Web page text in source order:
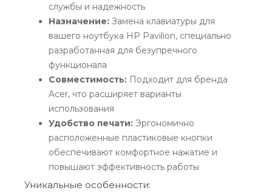
службы и надежность
Назначение: Замена клавиатуры для
вашего ноутбука HP Pavilion, специально
разработанная для безупречного
функционала
Совместимость: Подходит для бренда
Acer, что расширяет варианты
использования
Удобство печати: Эргономично
расположенные пластиковые кнопки
обеспечивают комфортное нажатие и
повышают эффективность работы
Уникальные особенности: